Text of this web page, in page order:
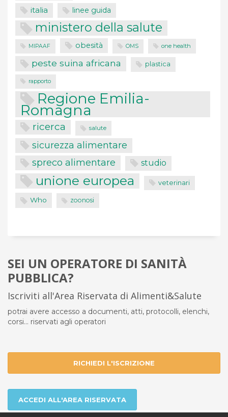
italia linee guida
ministero della salute
MIPAAF obesità OMS one health
peste suina africana plastica
rapporto
Regione Emilia-
Romagna
ricerca salute
sicurezza alimentare
spreco alimentare studio
unione europea veterinari
Who zoonosi
SEI UN OPERATORE DI SANITÀ
PUBBLICA?
Iscriviti all'Area Riservata di Alimenti&Salute
potrai avere accesso a documenti, atti, protocolli, elenchi,
corsi... riservati agli operatori
RICHIEDI L'ISCRIZIONE
ACCEDI ALL'AREA RISERVATA